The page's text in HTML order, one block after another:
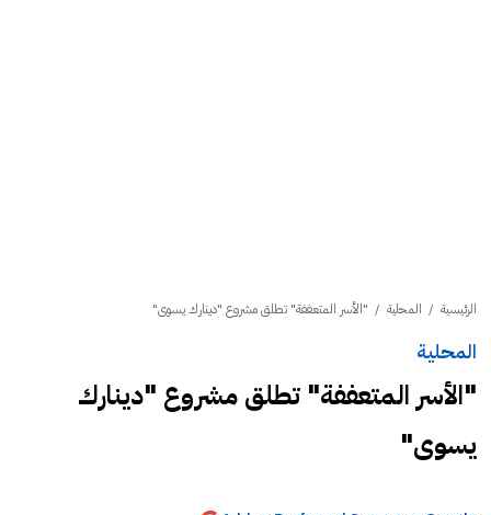
الرئيسية / المحلية / "الأسر المتعففة" تطلق مشروع "دينارك يسوى"
المحلية
"الأسر المتعففة" تطلق مشروع "دينارك
يسوى"